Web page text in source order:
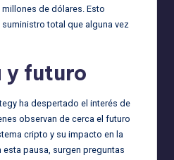
de dólares. Esto
total que alguna vez
y futuro
ha despertado el interés de
observan de cerca el futuro
cripto y su impacto en la
pausa, surgen preguntas